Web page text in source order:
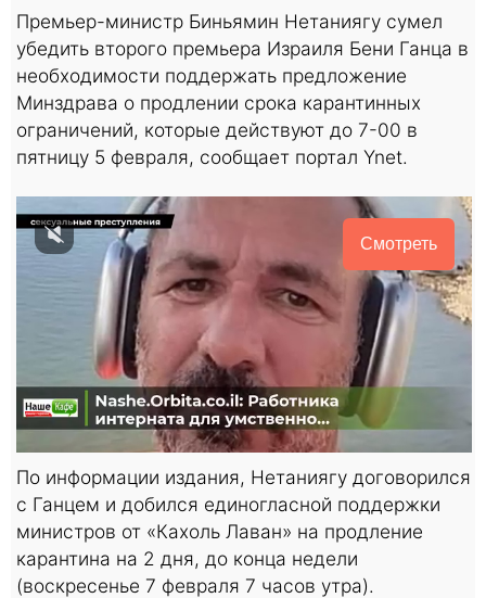
Премьер-министр Биньямин Нетаниягу сумел
убедить второго премьера Израиля Бени Ганца в
необходимости поддержать предложение
Минздрава о продлении срока карантинных
ограничений, которые действуют до 7-00 в
пятницу 5 февраля, сообщает портал Ynet.
Смотреть
По информации издания, Нетаниягу договорился
с Ганцем и добился единогласной поддержки
министров от «Кахоль Лаван» на продление
карантина на 2 дня, до конца недели
(воскресенье 7 февраля 7 часов утра).